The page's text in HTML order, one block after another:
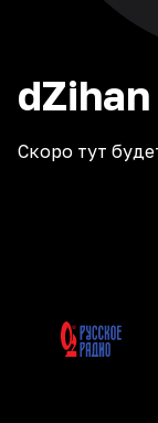
Скоро тут